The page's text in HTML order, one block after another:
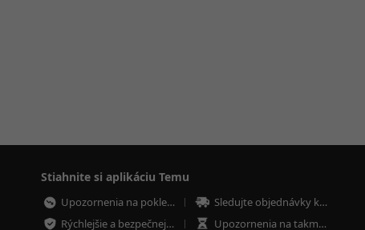
Stiahnite si aplikáciu Temu
Upozornenia na poklesy cien
Sledujte objednávky kdekoľvek
Rýchlejšie a bezpečnejšie platby
Upozornenia na takmer vypredané položky